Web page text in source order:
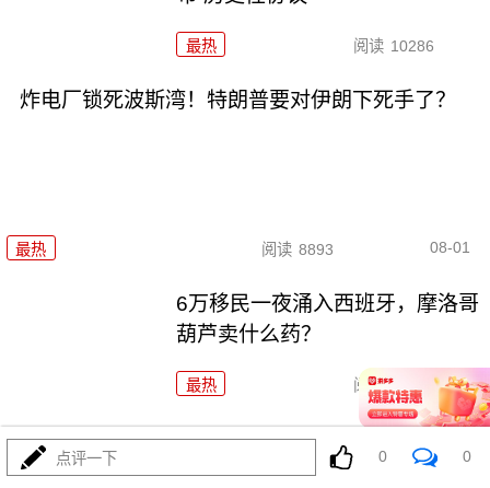
最热 阅读 10286
炸电厂锁死波斯湾！特朗普要对伊朗下死手了？
最热 阅读 8893 08-01
6万移民一夜涌入西班牙，摩洛哥
葫芦卖什么药？
最热 阅读 7655
菲律宾五天三闹，美航母压阵，布林肯说了大实话
点评一下 0 0